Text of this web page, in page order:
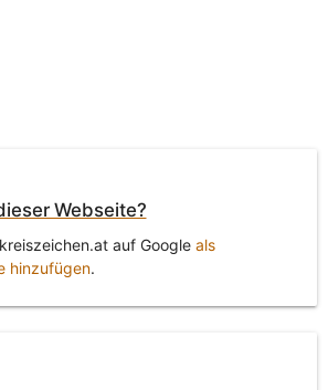
Webseite?
auf Google als
hinzufügen.